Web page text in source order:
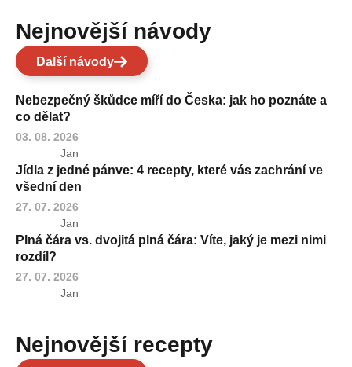
Nejnovější návody
Další návody
Nebezpečný škůdce míří do Česka: jak ho poznáte a
co dělat?
03. 08. 2026
Jan
Jídla z jedné pánve: 4 recepty, které vás zachrání ve
všední den
27. 07. 2026
Jan
Plná čára vs. dvojitá plná čára: Víte, jaký je mezi nimi
rozdíl?
27. 07. 2026
Jan
Nejnovější recepty